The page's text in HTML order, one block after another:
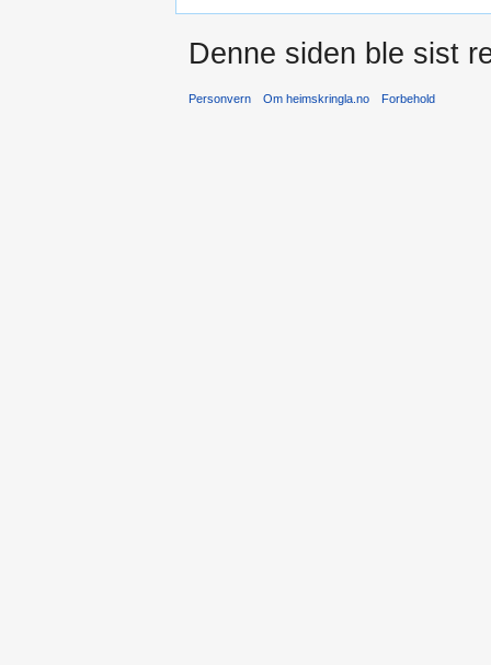
Denne siden ble sist
Personvern Om heimskringla.no Forbehold